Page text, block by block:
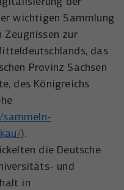
wichtigen Sammlung
Zeugnissen zur
das
Provinz Sachsen
des Königreichs
).
die Deutsche
und
in